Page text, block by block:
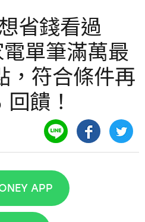
省錢看過
單筆滿萬最
，符合條件再
饋！
APP